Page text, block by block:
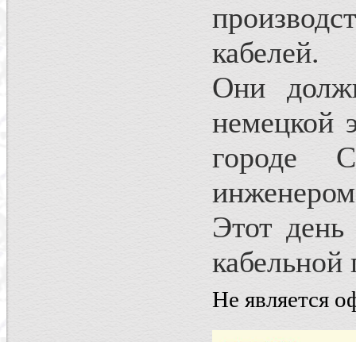
кабелей.
Они
немецкой
городе
Этот день
Не является